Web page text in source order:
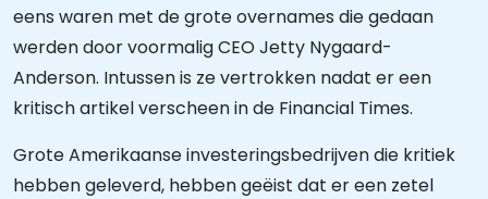
eens waren met de grote overnames die gedaan
werden door voormalig CEO Jetty Nygaard-
Anderson. Intussen is ze vertrokken nadat er een
kritisch artikel verscheen in de Financial Times.
Grote Amerikaanse investeringsbedrijven die kritiek
hebben geleverd, hebben geëist dat er een zetel